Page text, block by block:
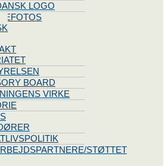
LOGO
BOARD
VIRKE
STØTTET